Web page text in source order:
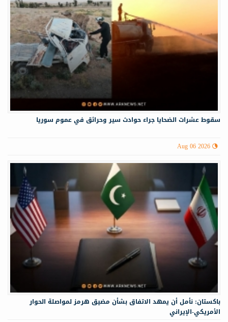
سقوط عشرات الضحايا جراء حوادث سير وحرائق في عموم سوريا
Aug 06 2026
باكستان: نأمل أن يمهد الاتفاق بشأن مضيق هرمز لمواصلة الحوار
الأمريكي-الإيراني